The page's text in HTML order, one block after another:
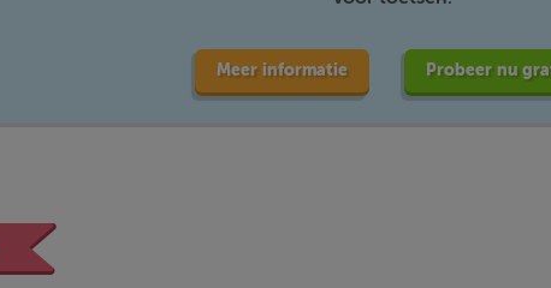
Meer informatie Probeer nu